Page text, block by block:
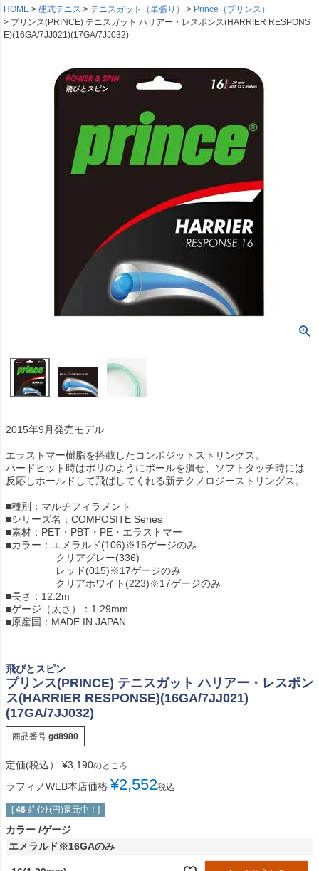
HOME 硬式テニス テニスガット（単張り）
Prince（プリンス）
プリンス(PRINCE) テニスガット ハリアー・レスポンス(HARRIER RESPONS
E)(16GA/7JJ021)(17GA/7JJ032)
2015年9月発売モデル
エラストマー樹脂を搭載したコンポジットストリングス。
ハードヒット時はポリのようにボールを潰せ、ソフトタッチ時には
反応しホールドして飛ばしてくれる新テクノロジーストリングス。
■種別：マルチフィラメント
■シリーズ名：COMPOSITE Series
■素材：PET・PBT・PE・エラストマー
■カラー：エメラルド(106)※16ゲージのみ
クリアグレー(336)
レッド(015)※17ゲージのみ
クリアホワイト(223)※17ゲージのみ
■長さ：12.2m
■ゲージ（太さ）：1.29mm
■原産国：MADE IN JAPAN
飛びとスピン
プリンス(PRINCE) テニスガット ハリアー・レスポン
ス(HARRIER RESPONSE)(16GA/7JJ021)
(17GA/7JJ032)
商品番号 gd8980
定価(税込） ¥3,190のところ
ラフィノWEB本店価格 ¥2,552税込
[ 46 ﾎﾟｲﾝﾄ(円)還元中！]
カラー ゲージ
エメラルド※16GAのみ